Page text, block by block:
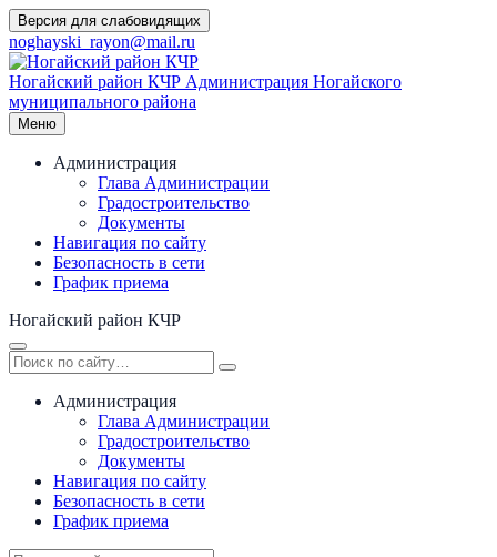
Перейти
к
содержимому
Версия для слабовидящих
noghayski_rayon@mail.ru
Ногайский район КЧР Администрация Ногайского
муниципального района
Меню
Администрация
Глава Администрации
Градостроительство
Документы
Навигация по сайту
Безопасность в сети
График приема
Ногайский район КЧР
Администрация
Глава Администрации
Градостроительство
Документы
Навигация по сайту
Безопасность в сети
График приема